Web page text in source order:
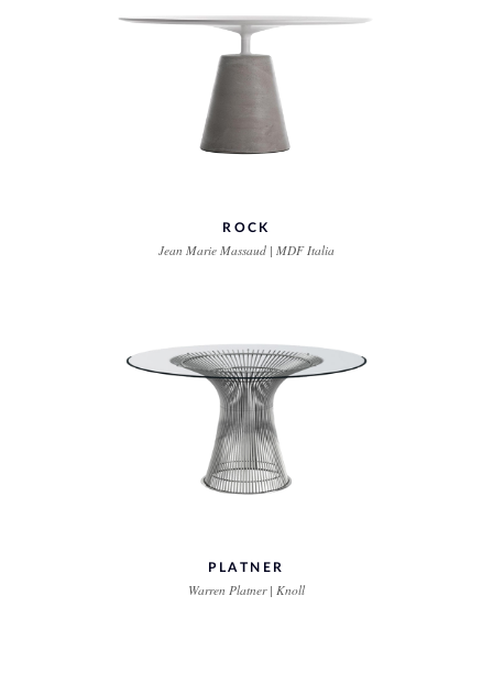
ROCK
Jean Marie Massaud | MDF Italia
PLATNER
Warren Platner | Knoll